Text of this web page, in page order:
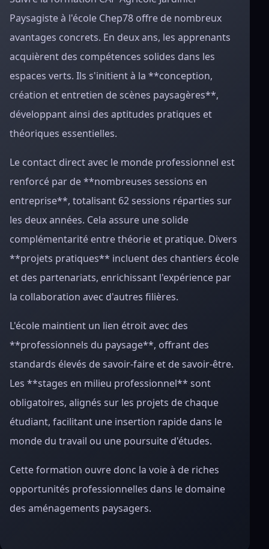
Paysagiste à l'école Chep78 offre de nombreux
avantages concrets. En deux ans, les apprenants
acquièrent des compétences solides dans les
espaces verts. Ils s'initient à la **conception,
création et entretien de scènes paysagères**,
développant ainsi des aptitudes pratiques et
théoriques essentielles.
Le contact direct avec le monde professionnel est
renforcé par de **nombreuses sessions en
entreprise**, totalisant 62 sessions réparties sur
les deux années. Cela assure une solide
complémentarité entre théorie et pratique. Divers
**projets pratiques** incluent des chantiers école
et des partenariats, enrichissant l'expérience par
la collaboration avec d'autres filières.
L'école maintient un lien étroit avec des
**professionnels du paysage**, offrant des
standards élevés de savoir-faire et de savoir-être.
Les **stages en milieu professionnel** sont
obligatoires, alignés sur les projets de chaque
étudiant, facilitant une insertion rapide dans le
monde du travail ou une poursuite d'études.
Cette formation ouvre donc la voie à de riches
opportunités professionnelles dans le domaine
des aménagements paysagers.